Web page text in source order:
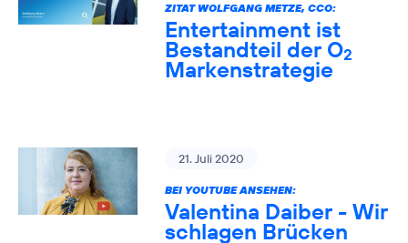
ZITAT WOLFGANG METZE, CCO:
Entertainment ist
Bestandteil der O2
Markenstrategie
21. Juli 2020
BEI YOUTUBE ANSEHEN:
Valentina Daiber - Wir
schlagen Brücken